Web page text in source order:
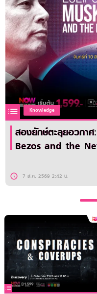
สิทธิพิเศษ
สิทธิพิเศษลูกค้าท
Showtime
HoReCa
แพ็กเกจสำหรับ
หาร้านร่วมรายก
FAQs
Knowledge
สองยักษ์ตะลุยอวกา
Bezos and the
7 ส.ค. 2569 2:42 น.